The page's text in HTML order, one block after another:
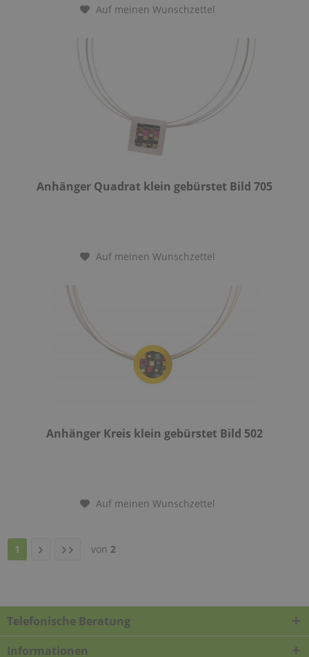
Auf meinen Wunschzettel
Anhänger Quadrat klein gebürstet Bild 705
Auf meinen Wunschzettel
Anhänger Kreis klein gebürstet Bild 502
Auf meinen Wunschzettel
1 von 2
Telefonische Beratung
Informationen